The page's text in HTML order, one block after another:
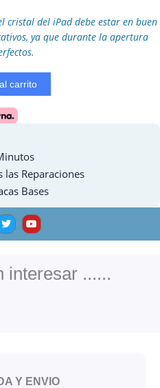
cristal del iPad debe estar en buen
ya que durante la apertura
carrito
las Reparaciones
Bases
T
w
i
t
Y
o
u
t
e
interesar ......
Y ENVIO